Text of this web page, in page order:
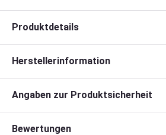
Produktdetails
Herstellerinformation
Angaben zur Produktsicherheit
Bewertungen